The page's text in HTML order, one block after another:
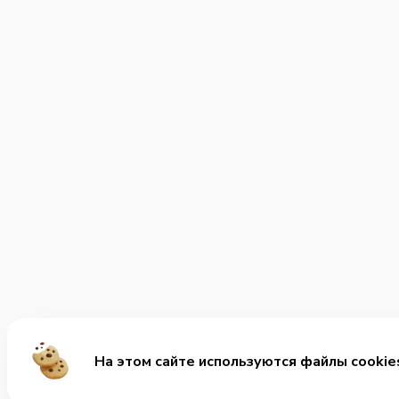
На этом сайте используются файлы